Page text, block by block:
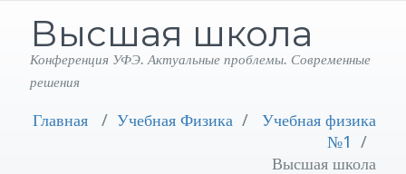
Высшая школа
Конференция УФЭ. Актуальные проблемы. Современные
решения
Главная / Учебная Физика / Учебная физика
№1
/
Высшая школа